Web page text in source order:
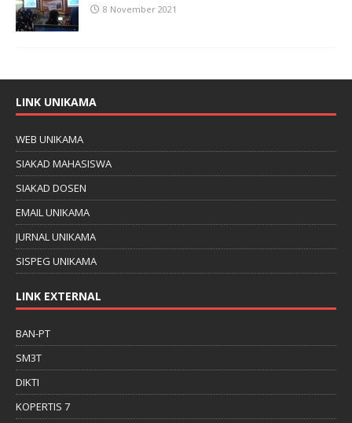
8 November 2021
LINK UNIKAMA
WEB UNIKAMA
SIAKAD MAHASISWA
SIAKAD DOSEN
EMAIL UNIKAMA
JURNAL UNIKAMA
SISPEG UNIKAMA
LINK EXTERNAL
BAN-PT
SM3T
DIKTI
KOPERTIS 7